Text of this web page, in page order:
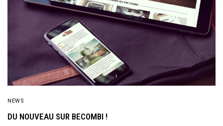
NEWS
DU NOUVEAU SUR BECOMBI !